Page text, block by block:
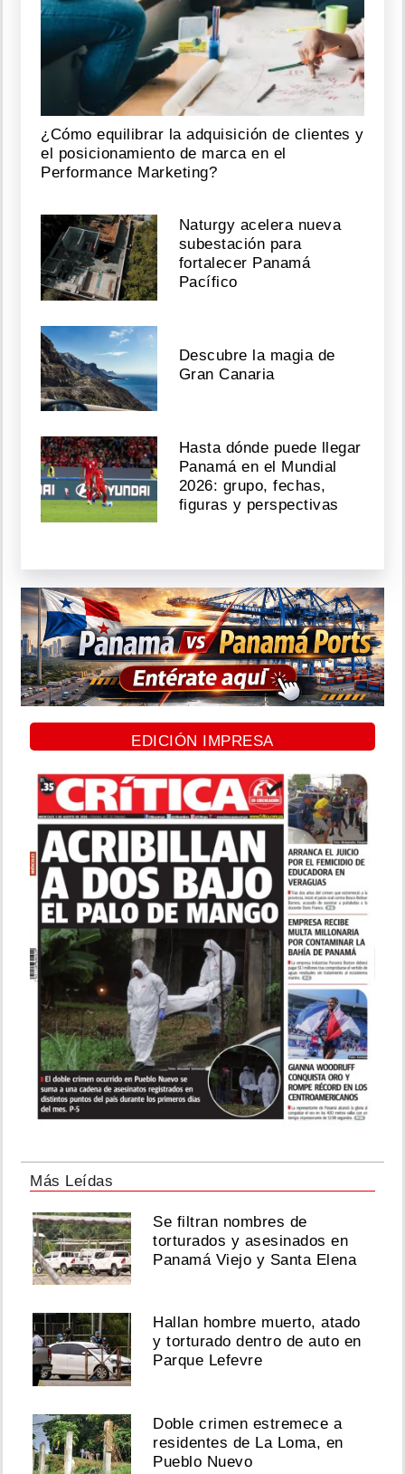
¿Cómo equilibrar la adquisición de clientes y
el posicionamiento de marca en el
Performance Marketing?
Naturgy acelera nueva
subestación para
fortalecer Panamá
Pacífico
Descubre la magia de
Gran Canaria
Hasta dónde puede llegar
Panamá en el Mundial
2026: grupo, fechas,
figuras y perspectivas
EDICIÓN IMPRESA
Más Leídas
Se filtran nombres de
torturados y asesinados en
Panamá Viejo y Santa Elena
Hallan hombre muerto, atado
y torturado dentro de auto en
Parque Lefevre
Doble crimen estremece a
residentes de La Loma, en
Pueblo Nuevo